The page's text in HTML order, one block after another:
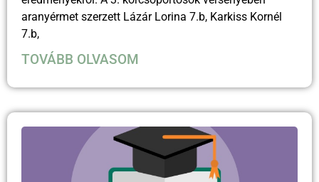
aranyérmet szerzett Lázár Lorina 7.b, Karkiss Kornél
7.b,
TOVÁBB OLVASOM